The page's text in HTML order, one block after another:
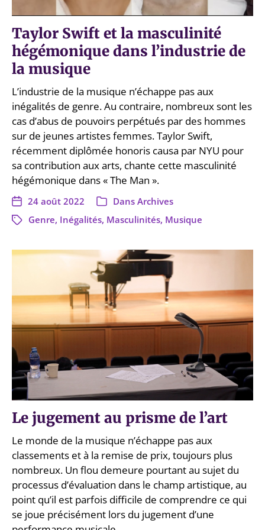
Taylor Swift et la masculinité
hégémonique dans l’industrie de
la musique
L’industrie de la musique n’échappe pas aux
inégalités de genre. Au contraire, nombreux sont les
cas d’abus de pouvoirs perpétués par des hommes
sur de jeunes artistes femmes. Taylor Swift,
récemment diplômée honoris causa par NYU pour
sa contribution aux arts, chante cette masculinité
hégémonique dans « The Man ».
24 août 2022 Dans Archives
Genre, Inégalités, Masculinités, Musique
Le jugement au prisme de l’art
Le monde de la musique n’échappe pas aux
classements et à la remise de prix, toujours plus
nombreux. Un flou demeure pourtant au sujet du
processus d’évaluation dans le champ artistique, au
point qu’il est parfois difficile de comprendre ce qui
se joue précisément lors du jugement d’une